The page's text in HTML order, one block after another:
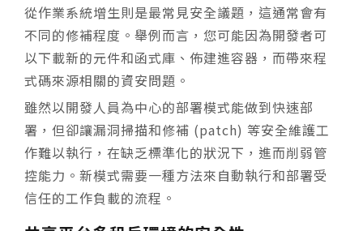
從作業系統增生則是最常見安全議題，這通常會有
不同的修補程度。舉例而言，您可能因為開發者可
以下載新的元件和函式庫、佈建進容器，而帶來程
式碼來源相關的資安問題。
雖然以開發人員為中心的部署模式能做到快速部
署，但卻讓漏洞掃描和修補 (patch) 等安全維護工
作難以執行，在缺乏標準化的狀況下，進而削弱管
控能力。新模式需要一種方法來自動執行和部署受
信任的工作負載的流程。